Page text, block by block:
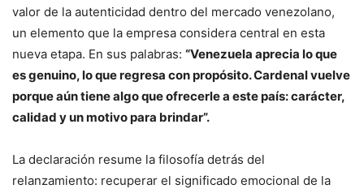
valor de la autenticidad dentro del mercado venezolano,
un elemento que la empresa considera central en esta
nueva etapa. En sus palabras: “Venezuela aprecia lo que
es genuino, lo que regresa con propósito. Cardenal vuelve
porque aún tiene algo que ofrecerle a este país: carácter,
calidad y un motivo para brindar”.
La declaración resume la filosofía detrás del
relanzamiento: recuperar el significado emocional de la